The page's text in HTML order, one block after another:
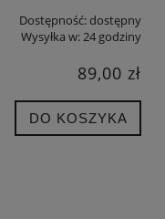
Dostępność:dostępny
Wysyłka w:24 godziny
89,00 zł
DO KOSZYKA